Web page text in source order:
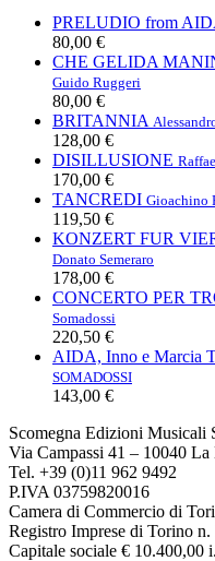
PRELUDIO from
80,00 €
CHE GELIDA
Guido Ruggeri
80,00 €
BRITANNIA
128,00 €
DISILLUSIONE
170,00 €
TANCREDI Gioachino
119,50 €
KONZERT FUR
Donato Semeraro
178,00 €
CONCERTO PER
Somadossi
220,50 €
AIDA, Inno e Marcia
SOMADOSSI
143,00 €
Scomegna Edizioni Musicali
Via Campassi 41 – 10040
Tel. +39 (0)11 962 9492
P.IVA 03759820016
Camera di Commercio di
Registro Imprese di Torino
Capitale sociale € 10.400,00